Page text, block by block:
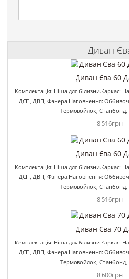
Диван
Диван Єва 60
Комплектація: Ніша для білизни.Каркас:
ДСП, ДВП, Фанера.Наповнення:
Термовойлок, Спанбонд,
8 516грн
Диван Єва 60
Комплектація: Ніша для білизни.Каркас:
ДСП, ДВП, Фанера.Наповнення:
Термовойлок, Спанбонд,
8 516грн
Диван Єва 70
Комплектація: Ніша для білизни.Каркас:
ДСП, ДВП, Фанера.Наповнення:
Термовойлок, Спанбонд,
8 600грн